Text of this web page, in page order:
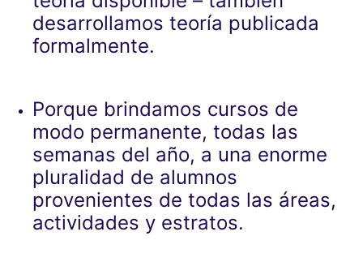
desarrollamos teoría publicada
formalmente.
Porque brindamos cursos de
modo permanente, todas las
semanas del año, a una enorme
pluralidad de alumnos
provenientes de todas las áreas,
actividades y estratos.